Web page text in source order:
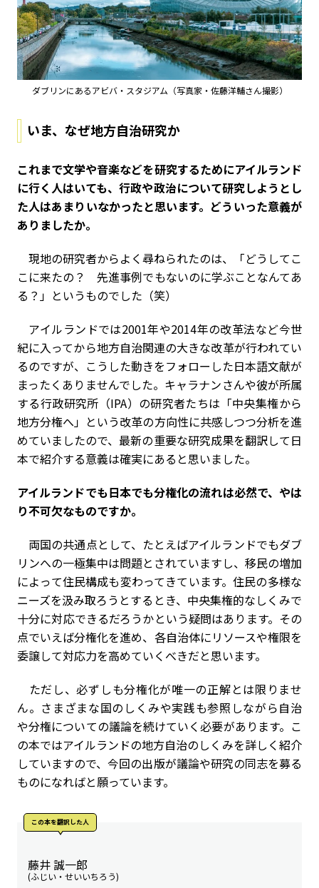
ダブリンにあるアビバ・スタジアム（写真家・佐藤洋輔さん撮影）
いま、なぜ地方自治研究か
――これまで文学や音楽などを研究するためにアイルランド
に行く人はいても、行政や政治について研究しようとし
た人はあまりいなかったと思います。どういった意義が
ありましたか。
現地の研究者からよく尋ねられたのは、「どうしてこ
こに来たの？ 先進事例でもないのに学ぶことなんてあ
る？」というものでした（笑）
アイルランドでは2001年や2014年の改革法など今世
紀に入ってから地方自治関連の大きな改革が行われてい
るのですが、こうした動きをフォローした日本語文献が
まったくありませんでした。キャラナンさんや彼が所属
する行政研究所（IPA）の研究者たちは「中央集権から
地方分権へ」という改革の方向性に共感しつつ分析を進
めていましたので、最新の重要な研究成果を翻訳して日
本で紹介する意義は確実にあると思いました。
――アイルランドでも日本でも分権化の流れは必然で、やは
り不可欠なものですか。
両国の共通点として、たとえばアイルランドでもダブ
リンへの一極集中は問題とされていますし、移民の増加
によって住民構成も変わってきています。住民の多様な
ニーズを汲み取ろうとするとき、中央集権的なしくみで
十分に対応できるだろうかという疑問はあります。その
点でいえば分権化を進め、各自治体にリソースや権限を
委譲して対応力を高めていくべきだと思います。
ただし、必ずしも分権化が唯一の正解とは限りませ
ん。さまざまな国のしくみや実践も参照しながら自治
や分権についての議論を続けていく必要があります。こ
の本ではアイルランドの地方自治のしくみを詳しく紹介
していますので、今回の出版が議論や研究の同志を募る
ものになればと願っています。
この本を翻訳した人
藤井 誠一郎
(ふじい・せいいちろう)